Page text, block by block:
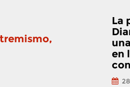
La
en